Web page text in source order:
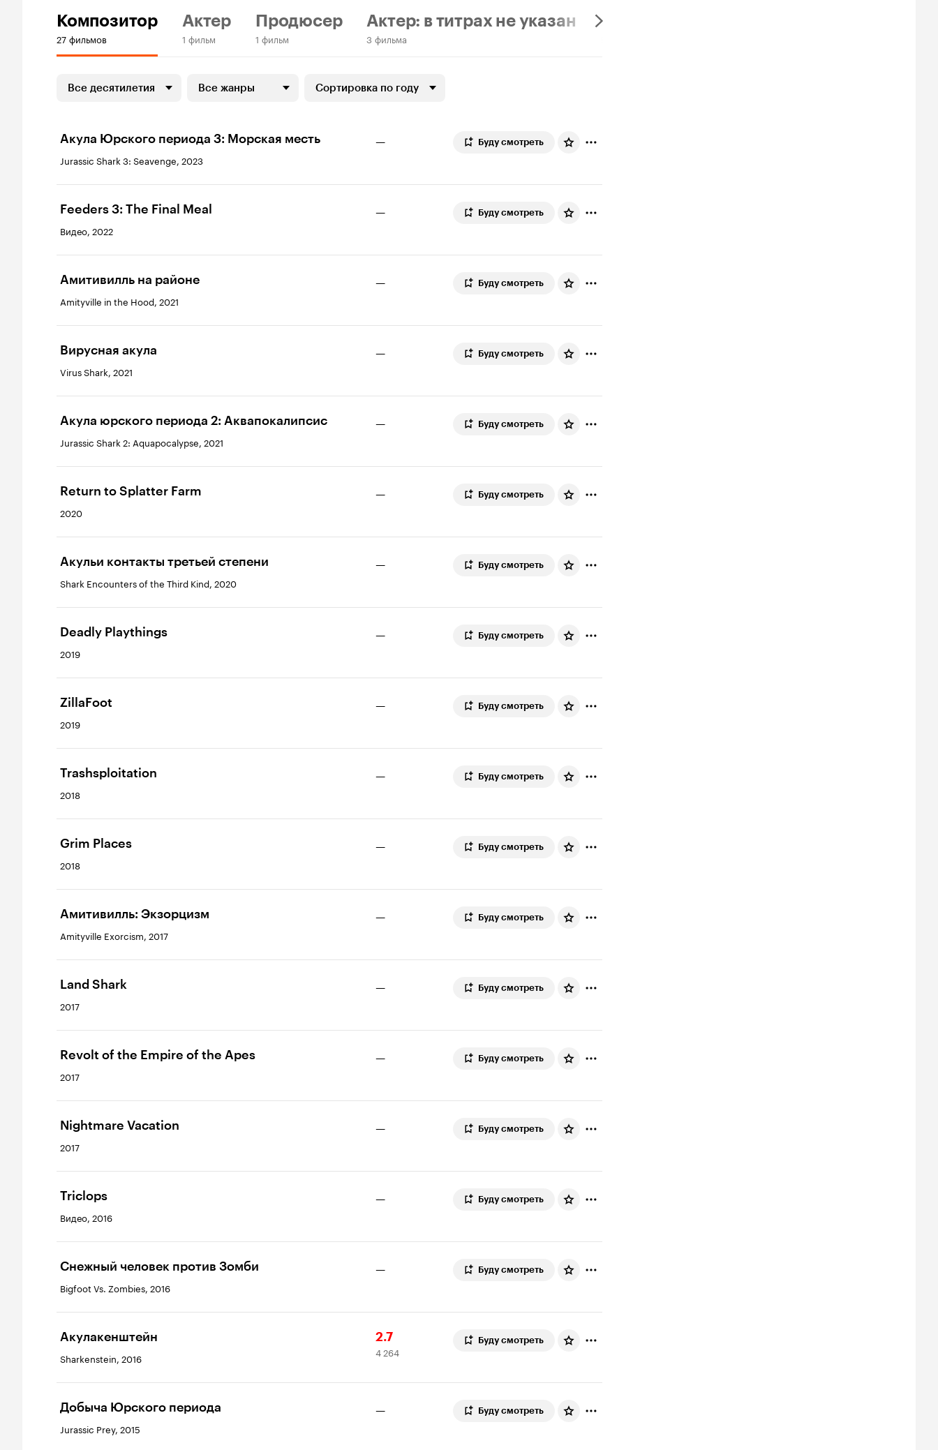
Композитор
27 фильмов
Актер
1 фильм
Продюсер
1 фильм
Актер: в титрах не указан
3 фильма
Актер: играет самого себя
Все десятилетия Все жанры Сортировка по году
Акула Юрского периода 3: Морская месть
Jurassic Shark 3: Seavenge, 2023
— Буду смотреть
Feeders 3: The Final Meal
Видео, 2022
— Буду смотреть
Амитивилль на районе
Amityville in the Hood, 2021
— Буду смотреть
Вирусная акула
Virus Shark, 2021
— Буду смотреть
Акула юрского периода 2: Аквапокалипсис
Jurassic Shark 2: Aquapocalypse, 2021
— Буду смотреть
Return to Splatter Farm
2020
— Буду смотреть
Акульи контакты третьей степени
Shark Encounters of the Third Kind, 2020
— Буду смотреть
Deadly Playthings
2019
— Буду смотреть
ZillaFoot
2019
— Буду смотреть
Trashsploitation
2018
— Буду смотреть
Grim Places
2018
— Буду смотреть
Амитивилль: Экзорцизм
Amityville Exorcism, 2017
— Буду смотреть
Land Shark
2017
— Буду смотреть
Revolt of the Empire of the Apes
2017
— Буду смотреть
Nightmare Vacation
2017
— Буду смотреть
Triclops
Видео, 2016
— Буду смотреть
Снежный человек против Зомби
Bigfoot Vs. Zombies, 2016
— Буду смотреть
Акулакенштейн
Sharkenstein, 2016
Рейтинг
Кинопоиска
2.7
4
264
4 264
Буду смотреть
Добыча Юрского периода
Jurassic Prey, 2015
— Буду смотреть